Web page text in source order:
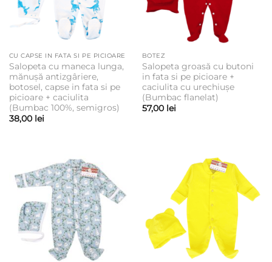
CU CAPSE IN FATA SI PE PICIOARE
Salopeta cu maneca lunga,
mănușă antizgâriere,
botosel, capse in fata si pe
picioare + caciulita
(Bumbac 100%, semigros)
38,00 lei
BOTEZ
Salopeta groasă cu butoni
in fata si pe picioare +
caciulita cu urechiușe
(Bumbac flanelat)
57,00 lei